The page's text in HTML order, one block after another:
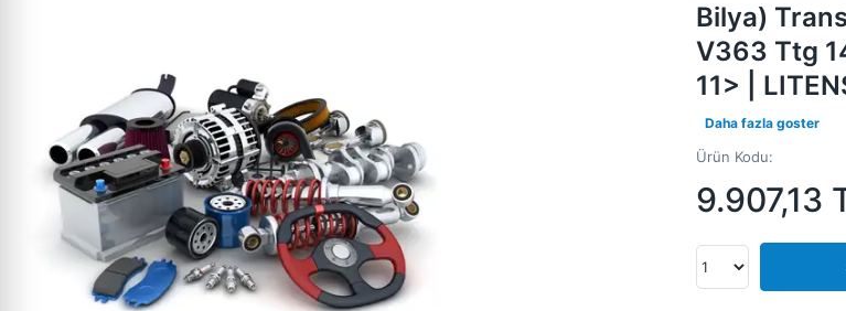
Bilya)
V363 Ttg
11> |
Daha fazla goster
Ürün Kodu:
9.907,13